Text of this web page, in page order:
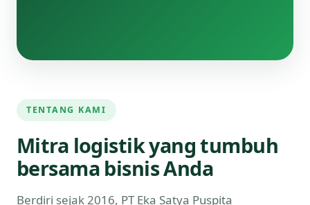
TENTANG KAMI
Mitra logistik yang tumbuh
bersama bisnis Anda
Berdiri sejak 2016, PT Eka Satya Puspita